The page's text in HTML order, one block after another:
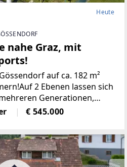
Heute
nahe Graz, mit
auf ca. 182 m²
2 Ebenen lassen sich
Generationen,
Arbeiten perfekt
geschnittene Grundriss, der
€ 545.000